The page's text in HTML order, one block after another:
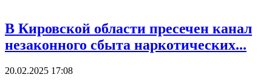
В Кировской области пресечен канал
незаконного сбыта наркотических...
20.02.2025 17:08